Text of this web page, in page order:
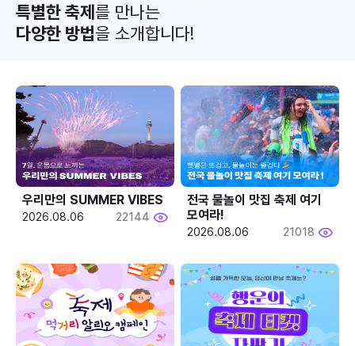
특별한 축제를 만나는
다양한 방법을 소개합니다!
우리만의 SUMMER VIBES
2026.08.06 22144
전국 물놀이 맛집 축제 여기
모여라!
2026.08.06 21018